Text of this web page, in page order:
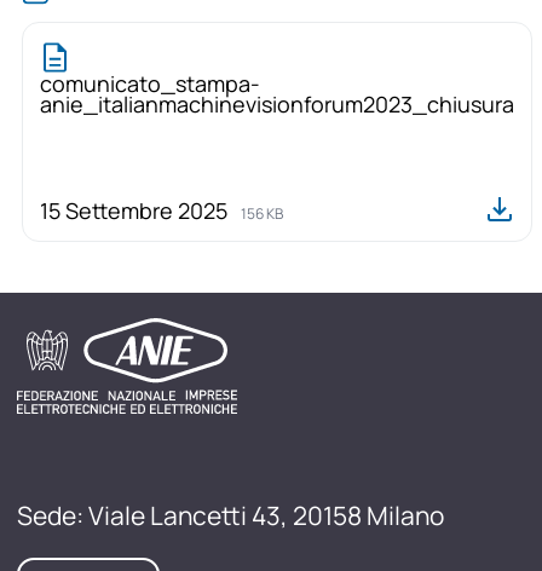
comunicato_stampa-
anie_italianmachinevisionforum2023_chiusura
15 Settembre 2025 156 KB
Sede: Viale Lancetti 43, 20158 Milano